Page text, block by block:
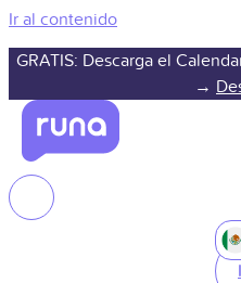
Ir al contenido
GRATIS: Descarga el
→